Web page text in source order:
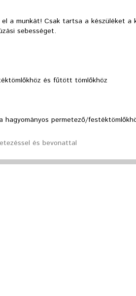
a munkát! Csak tartsa a készüléket a
sebességet.
és fűtött tömlőkhöz
hagyományos permetező/
és bevonattal